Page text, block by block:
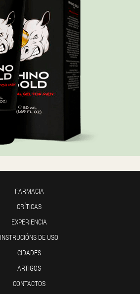
FARMACIA
CRÍTICAS
EXPERIENCIA
INSTRUCIÓNS DE USO
CIDADES
ARTIGOS
CONTACTOS